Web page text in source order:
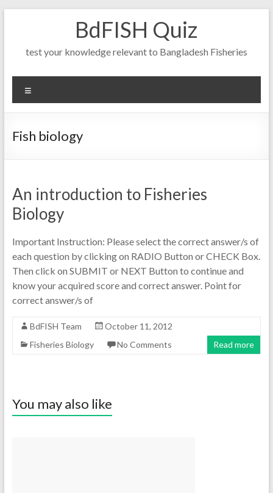
BdFISH Quiz
test your knowledge relevant to Bangladesh Fisheries
Fish biology
An introduction to Fisheries
Biology
Important Instruction: Please select the correct answer/s of
each question by clicking on RADIO Button or CHECK Box.
Then click on SUBMIT or NEXT Button to continue and
know your acquired score and correct answer. Point for
correct answer/s of
BdFISH Team
October 11, 2012
Fisheries Biology
No Comments Read more
You may also like